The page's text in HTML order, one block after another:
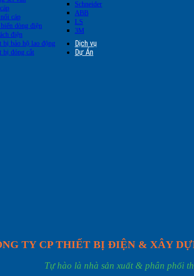
cáp
dòng điện
điện
bị bảo hộ lao động
bị đóng cắt
Schneider
ABB
LS
3M
Dịch vụ
Dự Án
TY CP THIẾT BỊ ĐIỆN & XÂY
Tự hào là nhà sản xuất & phân phối